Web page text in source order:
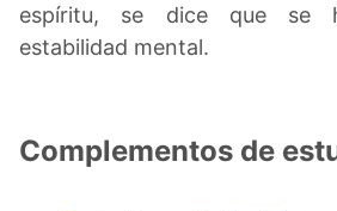
espíritu, se dice que se
estabilidad mental.
Complementos de